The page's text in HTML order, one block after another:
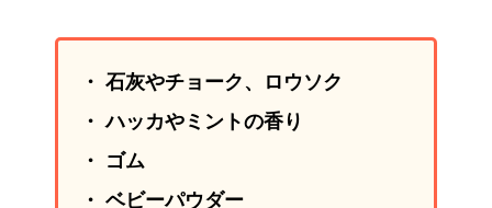
・ 石灰やチョーク、ロウソク
・ ハッカやミントの香り
・ ゴム
・ ベビーパウダー